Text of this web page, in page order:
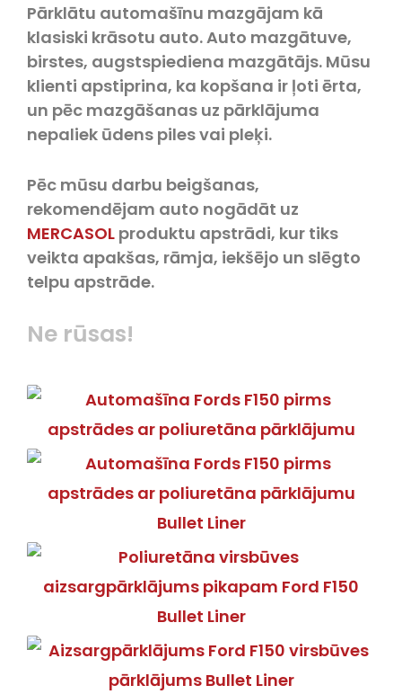
Pārklātu automašīnu mazgājam kā
klasiski krāsotu auto. Auto mazgātuve,
birstes, augstspiediena mazgātājs. Mūsu
klienti apstiprina, ka kopšana ir ļoti ērta,
un pēc mazgāšanas uz pārklājuma
nepaliek ūdens piles vai pleķi.
Pēc mūsu darbu beigšanas,
rekomendējam auto nogādāt uz
MERCASOL produktu apstrādi, kur tiks
veikta apakšas, rāmja, iekšējo un slēgto
telpu apstrāde.
Ne rūsas!